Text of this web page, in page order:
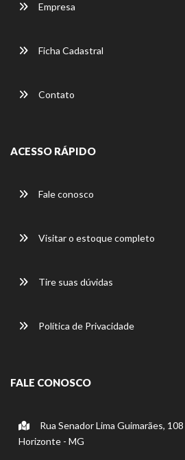
Empresa
Ficha Cadastral
Contato
ACESSO RÁPIDO
Fale conosco
Visitar o estoque completo
Tire suas dúvidas
Política de Privacidade
FALE CONOSCO
Rua Senador Lima Guimarães,
Horizonte - MG